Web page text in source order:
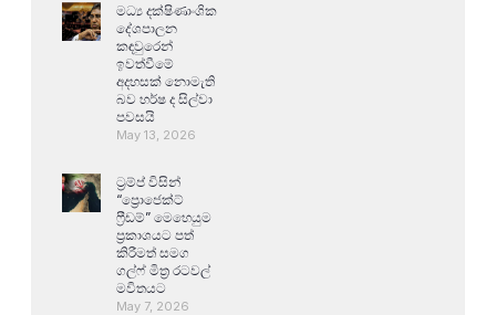
මධ්‍ය දක්ෂිණාංශික
දේශපාලන
කඳවුරෙන්
ඉවත්වීමේ
අදහසක් නොමැති
බව හර්ෂ ද සිල්වා
පවසයි
May 13, 2026
ට්‍රම්ප් විසින්
“ප්‍රොජෙක්ට්
ෆ්‍රීඩම්” මෙහෙයුම
ප්‍රකාශයට පත්
කිරීමත් සමග
ගල්ෆ් මිත්‍ර රටවල්
මවිතයට
May 7, 2026